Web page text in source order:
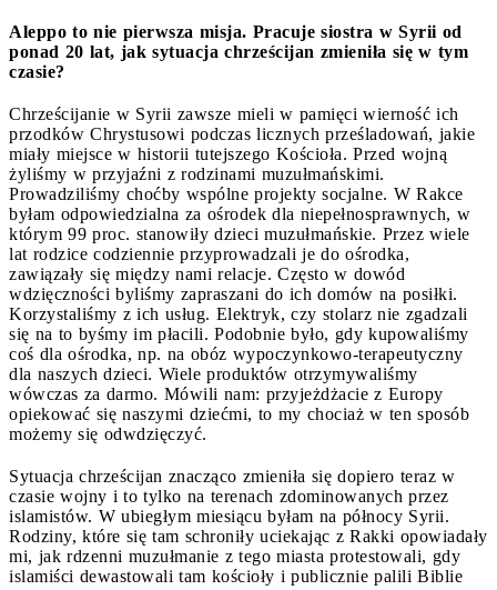
Aleppo to nie pierwsza misja. Pracuje siostra w Syrii od
ponad 20 lat, jak sytuacja chrześcijan zmieniła się w tym
czasie?
Chrześcijanie w Syrii zawsze mieli w pamięci wierność ich
przodków Chrystusowi podczas licznych prześladowań, jakie
miały miejsce w historii tutejszego Kościoła. Przed wojną
żyliśmy w przyjaźni z rodzinami muzułmańskimi.
Prowadziliśmy choćby wspólne projekty socjalne. W Rakce
byłam odpowiedzialna za ośrodek dla niepełnosprawnych, w
którym 99 proc. stanowiły dzieci muzułmańskie. Przez wiele
lat rodzice codziennie przyprowadzali je do ośrodka,
zawiązały się między nami relacje. Często w dowód
wdzięczności byliśmy zapraszani do ich domów na posiłki.
Korzystaliśmy z ich usług. Elektryk, czy stolarz nie zgadzali
się na to byśmy im płacili. Podobnie było, gdy kupowaliśmy
coś dla ośrodka, np. na obóz wypoczynkowo-terapeutyczny
dla naszych dzieci. Wiele produktów otrzymywaliśmy
wówczas za darmo. Mówili nam: przyjeżdżacie z Europy
opiekować się naszymi dziećmi, to my chociaż w ten sposób
możemy się odwdzięczyć.
Sytuacja chrześcijan znacząco zmieniła się dopiero teraz w
czasie wojny i to tylko na terenach zdominowanych przez
islamistów. W ubiegłym miesiącu byłam na północy Syrii.
Rodziny, które się tam schroniły uciekając z Rakki opowiadały
mi, jak rdzenni muzułmanie z tego miasta protestowali, gdy
islamiści dewastowali tam kościoły i publicznie palili Biblie